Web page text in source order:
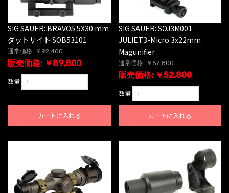
SIG SAUER: BRAVO5 5X30 mm
ダットサイト SOB53101
通常価格: ￥92,400
販売価格: ￥89,800
数量
カートに入れる
SIG SAUER: SOJ3M001
JULIET3-Micro 3x22mm
Magunifier
通常価格: ￥52,800
販売価格: ￥52,800
数量
カートに入れる